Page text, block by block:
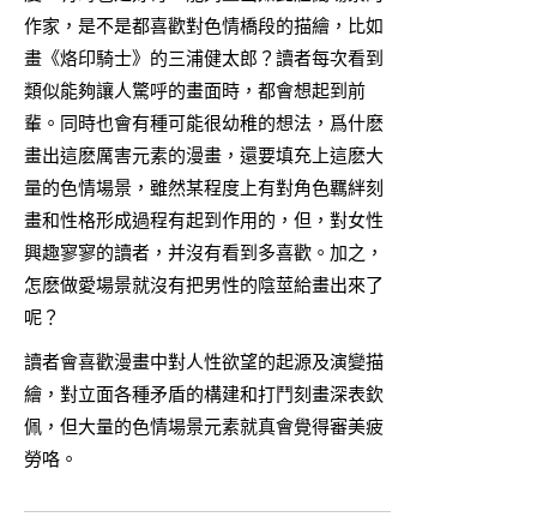
作家，是不是都喜歡對色情橋段的描繪，比如
畫《烙印騎士》的三浦健太郎？讀者每次看到
類似能夠讓人驚呼的畫面時，都會想起到前
輩。同時也會有種可能很幼稚的想法，爲什麽
畫出這麽厲害元素的漫畫，還要填充上這麽大
量的色情場景，雖然某程度上有對角色羈絆刻
畫和性格形成過程有起到作用的，但，對女性
興趣寥寥的讀者，并沒有看到多喜歡。加之，
怎麽做愛場景就沒有把男性的陰莖給畫出來了
呢？
讀者會喜歡漫畫中對人性欲望的起源及演變描
繪，對立面各種矛盾的構建和打鬥刻畫深表欽
佩，但大量的色情場景元素就真會覺得審美疲
勞咯。